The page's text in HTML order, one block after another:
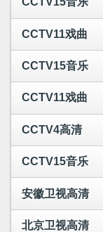
CCTV11戏曲
CCTV15音乐
CCTV11戏曲
CCTV4高清
CCTV15音乐
安徽卫视高清
北京卫视高清